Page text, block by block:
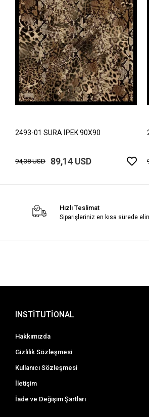
2493-01 SURA İPEK 90X90
94,38 USD 89,14 USD
Hızlı Teslimat
Siparişleriniz en kısa sürede
INSTİTUTİONAL
Hakkımızda
Gizlilik Sözleşmesi
Kullanıcı Sözleşmesi
İletişim
İade ve Değişim Şartları